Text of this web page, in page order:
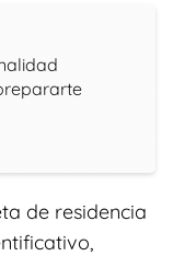
de residencia